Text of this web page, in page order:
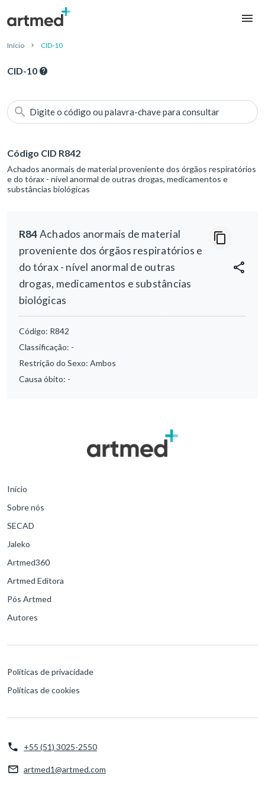
Início CID-10
CID-10
Digite o código ou palavra-chave para consultar
Código CID R842
Achados anormais de material proveniente dos órgãos respiratórios
e do tórax - nível anormal de outras drogas, medicamentos e
substâncias biológicas
R84Achados anormais de material
proveniente dos órgãos respiratórios e
do tórax - nível anormal de outras
drogas, medicamentos e substâncias
biológicas
Código: R842
Classificação: -
Restrição do Sexo: Ambos
Causa óbito: -
Início
Sobre nós
SECAD
Jaleko
Artmed360
Artmed Editora
Pós Artmed
Autores
Políticas de privacidade
Políticas de cookies
+55 (51) 3025-2550
artmed1@artmed.com